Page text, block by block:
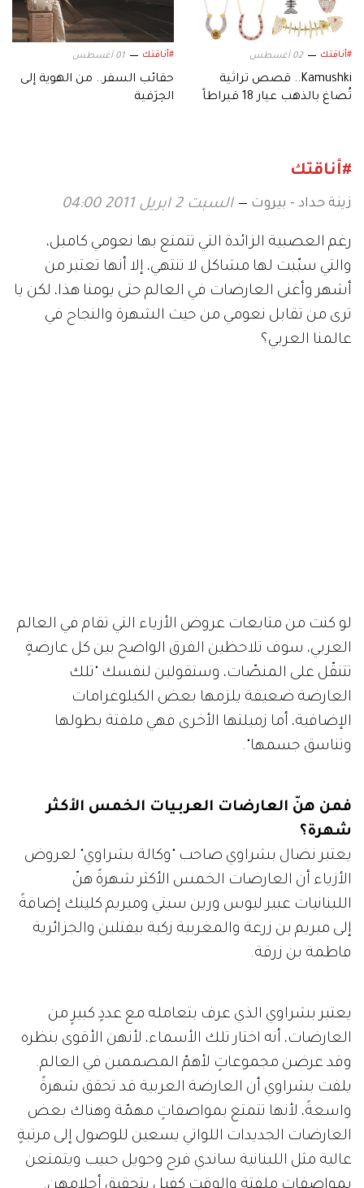
#أناقتك 02 أغسطس
Kamushki.. قصص تراثية
تُصاغ بالذهب عيار 18 قيراطاً
#أناقتك 01 أغسطس
حقائب السفر.. من الهوية إلى
الحِرَفية
#أناقتك
زينة حداد - بيروت السبت 2 ابريل 2011 04:00
رغم العصبية الزائدة التي تتمتع بها نعومي كامبل،
والتي سبّبت لها مشاكل لا تنتهي، إلا أنها تعتبر من
أشهر وأغنى العارضات في العالم حتى يومنا هذا، لكن يا
ترى من تقابل نعومي من حيث الشهرة والنجاح في
عالمنا العربي؟
لو كنت من متابعات عروض الأزياء التي تقام في العالم
العربي، سوف تلاحظين الفرق الواضح بين كل عارضةٍ
تتنقّل على المنصّات، وستقولين لنفسك "تلك
العارضة ضعيفة يلزمها بعض الكيلوغرامات
الإضافية، أما زميلتها الأخرى فهي ملفتة بطولها
وتناسق جسمها".
فمن هنّ العارضات العربيات الخمس الأكثر
شهرة؟
يعتبر نضال بشراوي صاحب "وكالة بشراوي" لعروض
الأزياء أن العارضات الخمس الأكثر شهرةً هنّ
اللبنانيات عبير ليوس ورين سبتي وميريم كلينك إضافةً
إلى ميريم بن زرعة والمغربية زكية بيفتلين والجزائرية
فاطمة بن زرقة.
يعتبر بشراوي الذي عرف بتعامله مع عددٍ كبيرٍ من
العارضات، أنه اختار تلك الأسماء، لأنهن الأقوى بنظره
وقد عرضن مجموعاتٍ لأهمّ المصممين في العالم.
يلفت بشراوي أن العارضة العربية قد تحقق شهرةً
واسعةً، لأنها تتمتع بمواصفاتٍ مهمّة وهناك بعض
العارضات الجديدات اللواتي يسعين للوصول إلى مرتبةٍ
عالية مثل اللبنانية ساندي فرح وجويل حبيب ويتمتعن